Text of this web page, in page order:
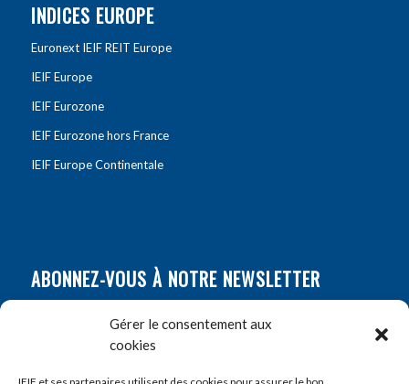
Gérer le consentement aux
cookies
INDICES EUROPE
Euronext IEIF REIT Europe
IEIF Europe
IEIF Eurozone
IEIF Eurozone hors France
IEIF Europe Continentale
ABONNEZ-VOUS À NOTRE NEWSLETTER
Prénom*